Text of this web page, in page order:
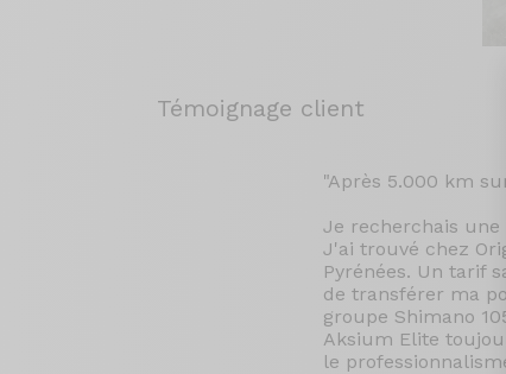
Témoignage client
"Après 5.000 km
Je recherchais
J'ai trouvé chez
Pyrénées. Un tarif
de transférer ma
groupe Shimano
Aksium Elite
le